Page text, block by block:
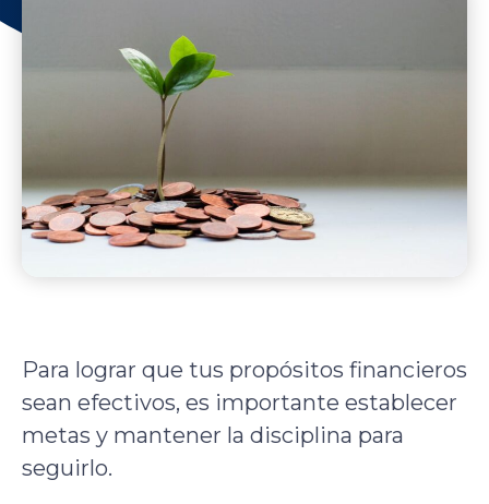
Para lograr que tus propósitos financieros
sean efectivos, es importante establecer
metas y mantener la disciplina para
seguirlo.